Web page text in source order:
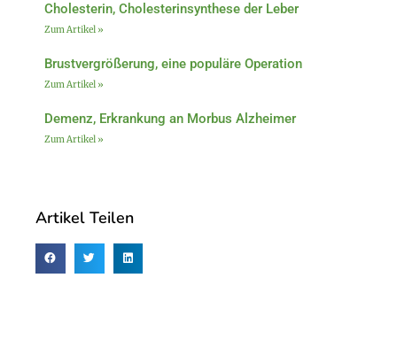
Cholesterin, Cholesterinsynthese der Leber
Zum Artikel »
Brustvergrößerung, eine populäre Operation
Zum Artikel »
Demenz, Erkrankung an Morbus Alzheimer
Zum Artikel »
Artikel Teilen